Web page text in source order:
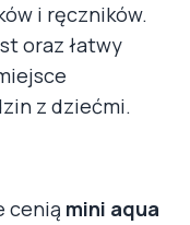
i ręczników.
oraz łatwy
z dziećmi.
cenią mini aqua